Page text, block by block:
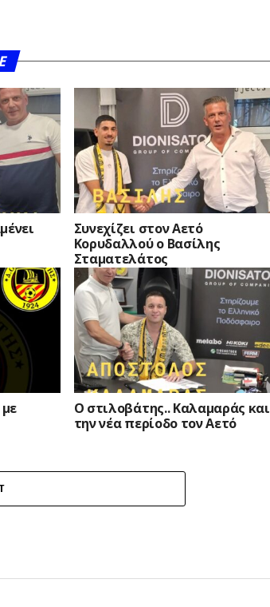
Συνεχίζει στον Αετό
Κορυδαλλού ο Βασίλης
Σταματελάτος
Ο στιλοβάτης.. Καλαμαράς και
την νέα περίοδο τον Αετό